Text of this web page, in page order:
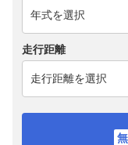
走行距離